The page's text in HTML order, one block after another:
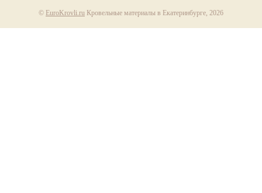
© EuroKrovli.ru Кровельные материалы в Екатеринбурге, 2026